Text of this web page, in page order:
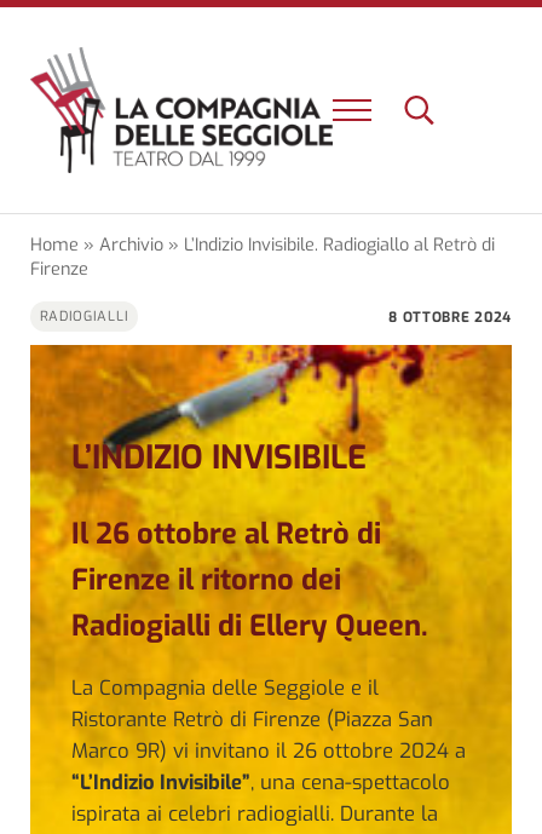
Passa al contenuto principale
Skip to header right navigation
Skip to site footer
La Compagnia delle Seggiole
Un nuovo teatro e una nuova esperienza a Firenze
Menu Search...
Home » Archivio» L’Indizio Invisibile. Radiogiallo al Retrò di
Firenze
RADIOGIALLI 8 OTTOBRE 2024
L’INDIZIO INVISIBILE
Il 26 ottobre al Retrò di
Firenze il ritorno dei
Radiogialli di Ellery Queen.
La Compagnia delle Seggiole e il
Ristorante Retrò di Firenze (Piazza San
Marco 9R) vi invitano il 26 ottobre 2024 a
“L’Indizio Invisibile”, una cena-spettacolo
ispirata ai celebri radiogialli. Durante la